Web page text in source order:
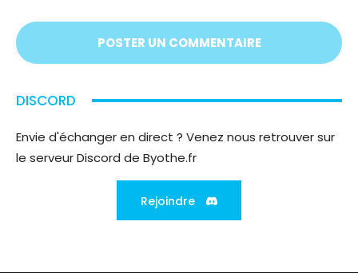
;)
DISCORD
Envie d'échanger en direct ? Venez nous retrouver sur
le serveur Discord de Byothe.fr
Rejoindre